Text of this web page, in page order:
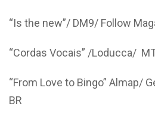
“Is the new”/ DM9/ Follow
“Cordas Vocais” /Loducca/
“From Love to Bingo” Almap/
BR